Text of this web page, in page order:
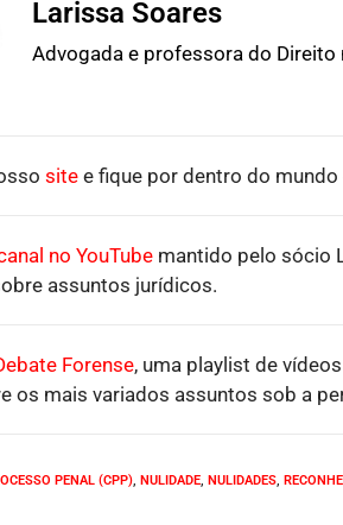
Larissa Soares
Advogada e professora do Direito
site e fique por dentro do mundo
no YouTube mantido pelo sócio
assuntos jurídicos.
Forense, uma playlist de
os mais variados assuntos sob a
PENAL (CPP), NULIDADE, NULIDADES,